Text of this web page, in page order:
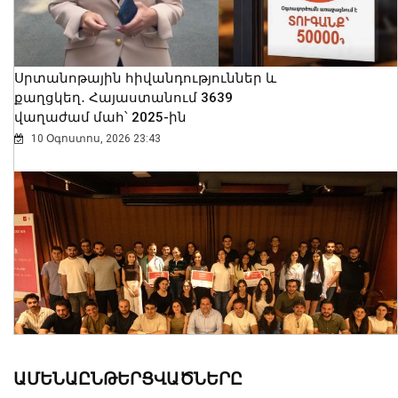
Սրտանոթային հիվանդություններ և
քաղցկեղ․ Հայաստանում 3639
վաղաժամ մահ՝ 2025-ին
10 Օգոստոս, 2026 23:43
ԱՄԵՆԱԸՆԹԵՐՑՎԱԾՆԵՐԸ